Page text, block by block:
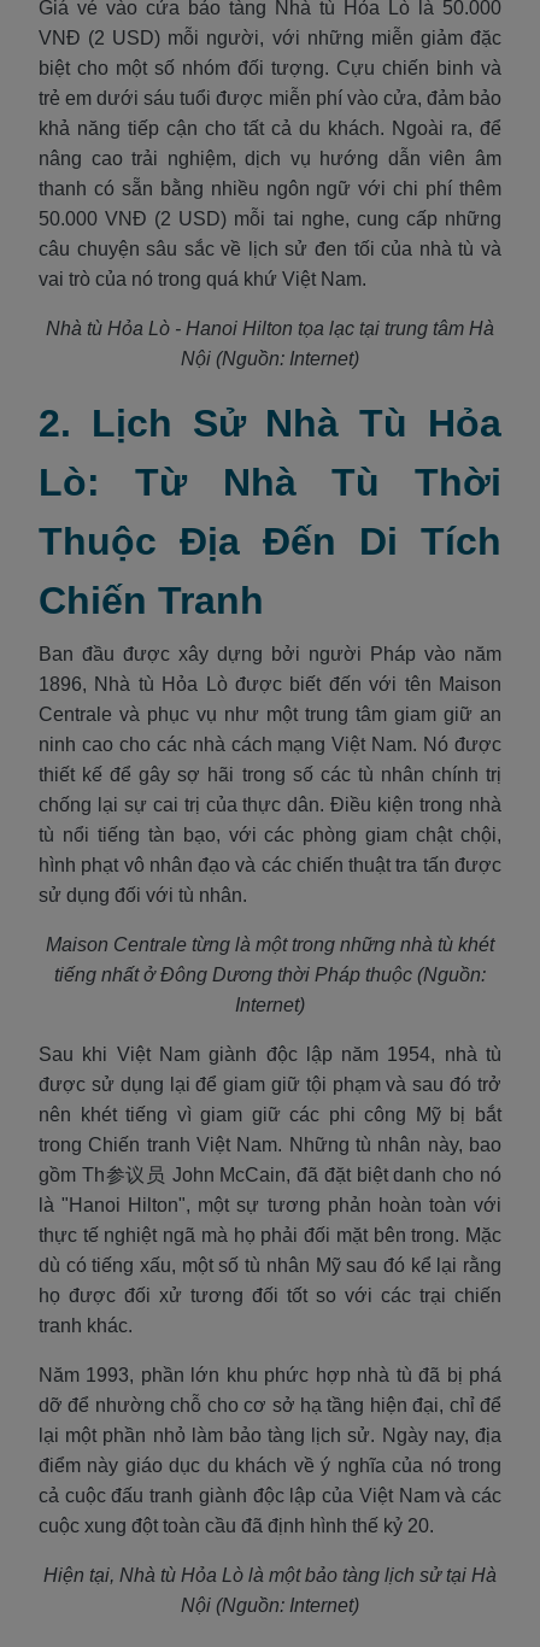
Giá vé vào cửa bảo tàng Nhà tù Hỏa Lò là 50.000
VNĐ (2 USD) mỗi người, với những miễn giảm đặc
biệt cho một số nhóm đối tượng. Cựu chiến binh và
trẻ em dưới sáu tuổi được miễn phí vào cửa, đảm bảo
khả năng tiếp cận cho tất cả du khách. Ngoài ra, để
nâng cao trải nghiệm, dịch vụ hướng dẫn viên âm
thanh có sẵn bằng nhiều ngôn ngữ với chi phí thêm
50.000 VNĐ (2 USD) mỗi tai nghe, cung cấp những
câu chuyện sâu sắc về lịch sử đen tối của nhà tù và
vai trò của nó trong quá khứ Việt Nam.
Nhà tù Hỏa Lò - Hanoi Hilton tọa lạc tại trung tâm Hà
Nội (Nguồn: Internet)
2. Lịch Sử Nhà Tù Hỏa
Lò: Từ Nhà Tù Thời
Thuộc Địa Đến Di Tích
Chiến Tranh
Ban đầu được xây dựng bởi người Pháp vào năm
1896, Nhà tù Hỏa Lò được biết đến với tên Maison
Centrale và phục vụ như một trung tâm giam giữ an
ninh cao cho các nhà cách mạng Việt Nam. Nó được
thiết kế để gây sợ hãi trong số các tù nhân chính trị
chống lại sự cai trị của thực dân. Điều kiện trong nhà
tù nổi tiếng tàn bạo, với các phòng giam chật chội,
hình phạt vô nhân đạo và các chiến thuật tra tấn được
sử dụng đối với tù nhân.
Maison Centrale từng là một trong những nhà tù khét
tiếng nhất ở Đông Dương thời Pháp thuộc (Nguồn:
Internet)
Sau khi Việt Nam giành độc lập năm 1954, nhà tù
được sử dụng lại để giam giữ tội phạm và sau đó trở
nên khét tiếng vì giam giữ các phi công Mỹ bị bắt
trong Chiến tranh Việt Nam. Những tù nhân này, bao
gồm Th参议员 John McCain, đã đặt biệt danh cho nó
là "Hanoi Hilton", một sự tương phản hoàn toàn với
thực tế nghiệt ngã mà họ phải đối mặt bên trong. Mặc
dù có tiếng xấu, một số tù nhân Mỹ sau đó kể lại rằng
họ được đối xử tương đối tốt so với các trại chiến
tranh khác.
Năm 1993, phần lớn khu phức hợp nhà tù đã bị phá
dỡ để nhường chỗ cho cơ sở hạ tầng hiện đại, chỉ để
lại một phần nhỏ làm bảo tàng lịch sử. Ngày nay, địa
điểm này giáo dục du khách về ý nghĩa của nó trong
cả cuộc đấu tranh giành độc lập của Việt Nam và các
cuộc xung đột toàn cầu đã định hình thế kỷ 20.
Hiện tại, Nhà tù Hỏa Lò là một bảo tàng lịch sử tại Hà
Nội (Nguồn: Internet)